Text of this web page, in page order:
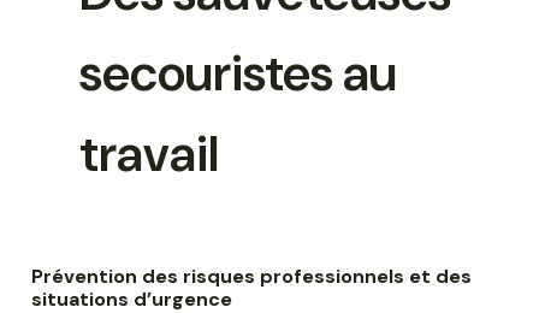
secouristes au
travail
Prévention des risques professionnels et des
situations d’urgence